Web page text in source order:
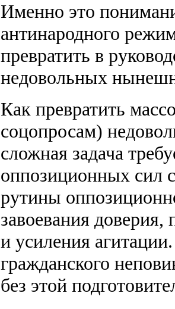
Именно это
антинародного
превратить в
недовольных
Как превратить
соцопросам)
сложная задача
оппозиционных сил
рутины
завоевания
и усиления
гражданского
без этой